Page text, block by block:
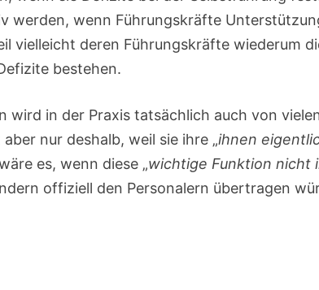
werden, wenn Führungskräfte
vielleicht deren Führungskräfte wiederum
bestehen.
wird in der Praxis tatsächlich auch von
nur deshalb, weil sie ihre „ihnen
es, wenn diese „wichtige Funktion nicht
offiziell den Personalern übertragen